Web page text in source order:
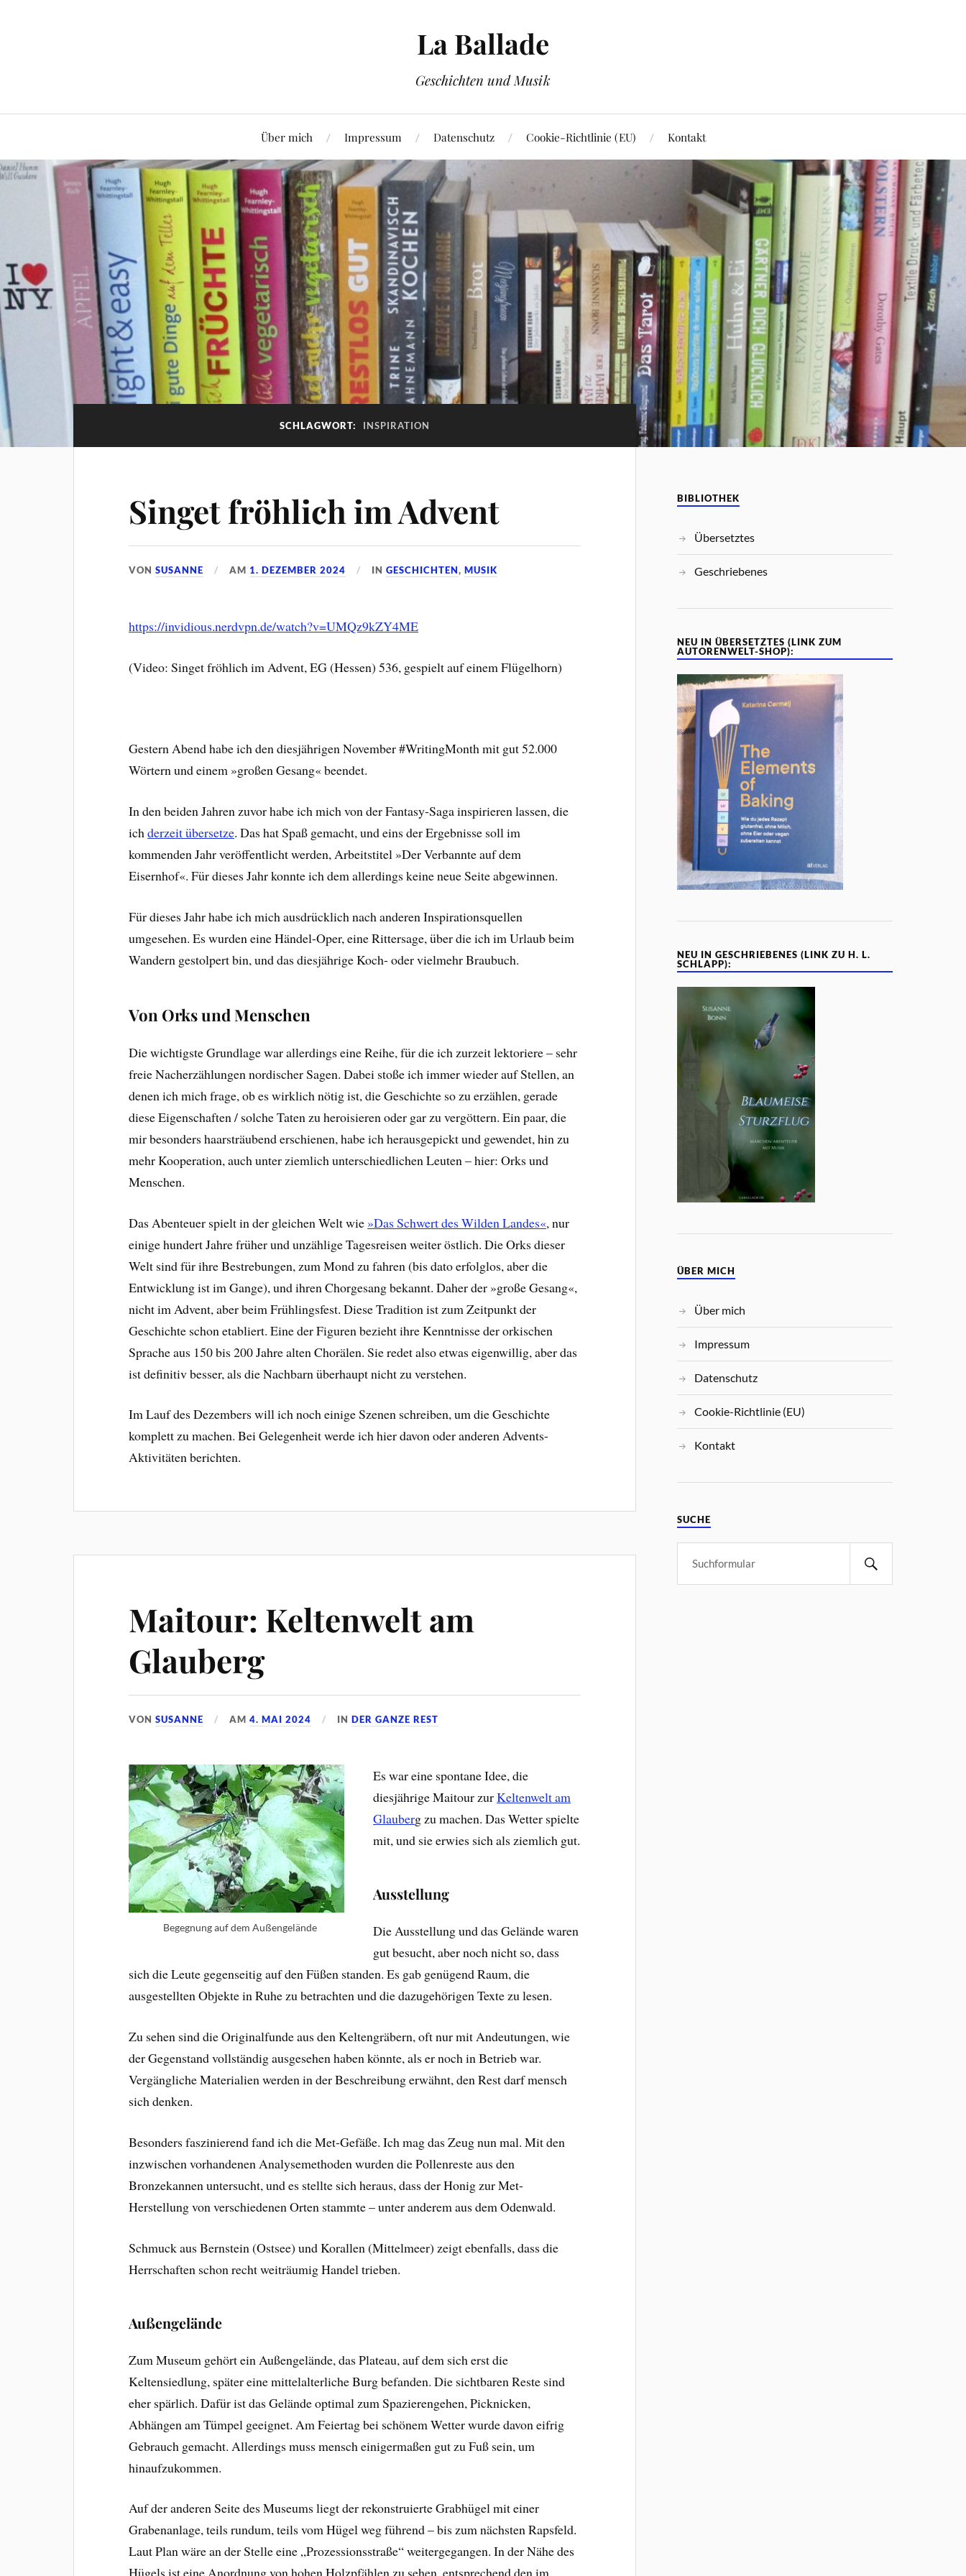
La Ballade
Geschichten und Musik
Über mich Impressum Datenschutz Cookie-Richtlinie (EU) Kontakt
SCHLAGWORT: INSPIRATION
Singet fröhlich im Advent
VONSUSANNE AM 1. DEZEMBER 2024 INGESCHICHTEN,MUSIK
https://invidious.nerdvpn.de/watch?v=UMQz9kZY4ME
(Video: Singet fröhlich im Advent, EG (Hessen) 536, gespielt auf einem Flügelhorn)
Gestern Abend habe ich den diesjährigen November #WritingMonth mit gut 52.000
Wörtern und einem »großen Gesang« beendet.
In den beiden Jahren zuvor habe ich mich von der Fantasy-Saga inspirieren lassen, die
ichderzeit übersetze. Das hat Spaß gemacht, und eins der Ergebnisse soll im
kommenden Jahr veröffentlicht werden, Arbeitstitel »Der Verbannte auf dem
Eisernhof«. Für dieses Jahr konnte ich dem allerdings keine neue Seite abgewinnen.
Für dieses Jahr habe ich mich ausdrücklich nach anderen Inspirationsquellen
umgesehen. Es wurden eine Händel-Oper, eine Rittersage, über die ich im Urlaub beim
Wandern gestolpert bin, und das diesjährige Koch- oder vielmehr Braubuch.
Von Orks und Menschen
Die wichtigste Grundlage war allerdings eine Reihe, für die ich zurzeit lektoriere – sehr
freie Nacherzählungen nordischer Sagen. Dabei stoße ich immer wieder auf Stellen, an
denen ich mich frage, ob es wirklich nötig ist, die Geschichte so zu erzählen, gerade
diese Eigenschaften / solche Taten zu heroisieren oder gar zu vergöttern. Ein paar, die
mir besonders haarsträubend erschienen, habe ich herausgepickt und gewendet, hin zu
mehr Kooperation, auch unter ziemlich unterschiedlichen Leuten – hier: Orks und
Menschen.
Das Abenteuer spielt in der gleichen Welt wie »Das Schwert des Wilden Landes«, nur
einige hundert Jahre früher und unzählige Tagesreisen weiter östlich. Die Orks dieser
Welt sind für ihre Bestrebungen, zum Mond zu fahren (bis dato erfolglos, aber die
Entwicklung ist im Gange), und ihren Chorgesang bekannt. Daher der »große Gesang«,
nicht im Advent, aber beim Frühlingsfest. Diese Tradition ist zum Zeitpunkt der
Geschichte schon etabliert. Eine der Figuren bezieht ihre Kenntnisse der orkischen
Sprache aus 150 bis 200 Jahre alten Chorälen. Sie redet also etwas eigenwillig, aber das
ist definitiv besser, als die Nachbarn überhaupt nicht zu verstehen.
Im Lauf des Dezembers will ich noch einige Szenen schreiben, um die Geschichte
komplett zu machen. Bei Gelegenheit werde ich hier davon oder anderen Advents-
Aktivitäten berichten.
Maitour: Keltenwelt am
Glauberg
VONSUSANNE AM4. MAI 2024 INDER GANZE REST
Begegnung auf dem Außengelände
Es war eine spontane Idee, die
diesjährige Maitour zurKeltenwelt am
Glauberg zu machen. Das Wetter spielte
mit, und sie erwies sich als ziemlich gut.
Ausstellung
Die Ausstellung und das Gelände waren
gut besucht, aber noch nicht so, dass
sich die Leute gegenseitig auf den Füßen standen. Es gab genügend Raum, die
ausgestellten Objekte in Ruhe zu betrachten und die dazugehörigen Texte zu lesen.
Zu sehen sind die Originalfunde aus den Keltengräbern, oft nur mit Andeutungen, wie
der Gegenstand vollständig ausgesehen haben könnte, als er noch in Betrieb war.
Vergängliche Materialien werden in der Beschreibung erwähnt, den Rest darf mensch
sich denken.
Besonders faszinierend fand ich die Met-Gefäße. Ich mag das Zeug nun mal. Mit den
inzwischen vorhandenen Analysemethoden wurden die Pollenreste aus den
Bronzekannen untersucht, und es stellte sich heraus, dass der Honig zur Met-
Herstellung von verschiedenen Orten stammte – unter anderem aus dem Odenwald.
Schmuck aus Bernstein (Ostsee) und Korallen (Mittelmeer) zeigt ebenfalls, dass die
Herrschaften schon recht weiträumig Handel trieben.
Außengelände
Zum Museum gehört ein Außengelände, das Plateau, auf dem sich erst die
Keltensiedlung, später eine mittelalterliche Burg befanden. Die sichtbaren Reste sind
eher spärlich. Dafür ist das Gelände optimal zum Spazierengehen, Picknicken,
Abhängen am Tümpel geeignet. Am Feiertag bei schönem Wetter wurde davon eifrig
Gebrauch gemacht. Allerdings muss mensch einigermaßen gut zu Fuß sein, um
hinaufzukommen.
Auf der anderen Seite des Museums liegt der rekonstruierte Grabhügel mit einer
Grabenanlage, teils rundum, teils vom Hügel weg führend – bis zum nächsten Rapsfeld.
Laut Plan wäre an der Stelle eine „Prozessionsstraße“ weitergegangen. In der Nähe des
BIBLIOTHEK
Übersetztes
Geschriebenes
NEU IN ÜBERSETZTES (LINK ZUM
AUTORENWELT-SHOP):
NEU IN GESCHRIEBENES (LINK ZU H. L.
SCHLAPP):
ÜBER MICH
Über mich
Impressum
Datenschutz
Cookie-Richtlinie (EU)
Kontakt
SUCHE